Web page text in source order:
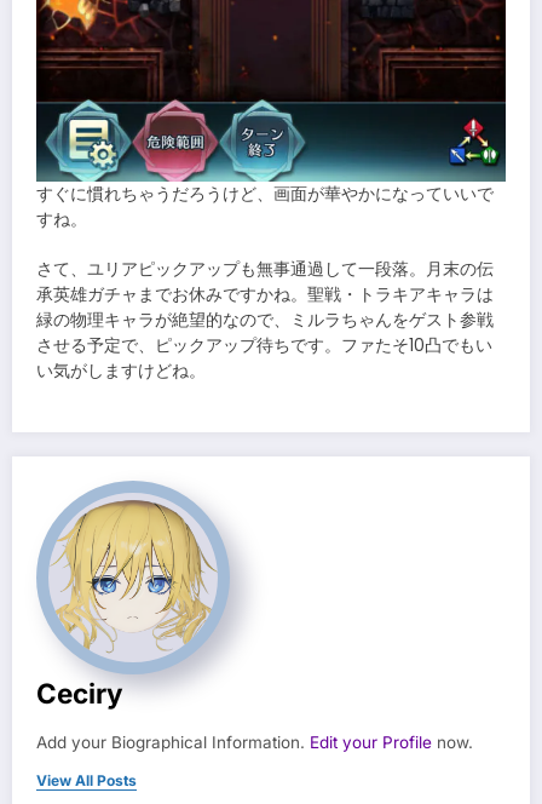
すぐに慣れちゃうだろうけど、画面が華やかになっていいで
すね。
さて、ユリアピックアップも無事通過して一段落。月末の伝
承英雄ガチャまでお休みですかね。聖戦・トラキアキャラは
緑の物理キャラが絶望的なので、ミルラちゃんをゲスト参戦
させる予定で、ピックアップ待ちです。ファたそ10凸でもい
い気がしますけどね。
Ceciry
Add your Biographical Information. Edit your Profile now.
View All Posts